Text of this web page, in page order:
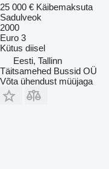
25 000 € Käibemaksuta
Sadulveok
2000
Euro 3
Kütus diisel
Eesti, Tallinn
Täitsamehed Bussid OÜ
Võta ühendust müüjaga